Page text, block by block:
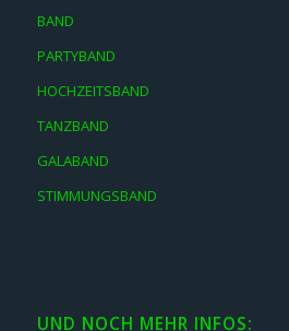
BAND
PARTYBAND
HOCHZEITSBAND
TANZBAND
GALABAND
STIMMUNGSBAND
UND NOCH MEHR INFOS: